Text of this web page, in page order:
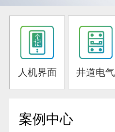
人机界面 井道电气
案例中心